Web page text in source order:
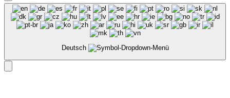
Deutsch